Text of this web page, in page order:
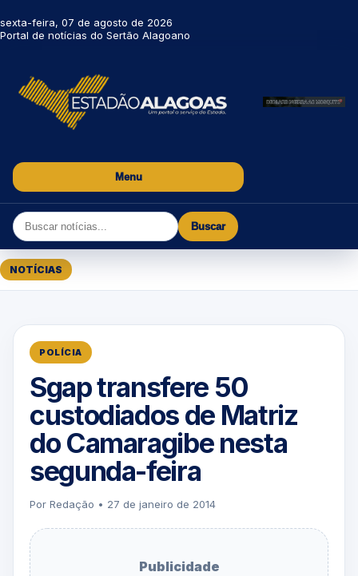
sexta-feira, 07 de agosto de 2026
Portal de notícias do Sertão Alagoano
Menu
Buscar
NOTÍCIAS
POLÍCIA
Sgap transfere 50
custodiados de Matriz
do Camaragibe nesta
segunda-feira
Por Redação • 27 de janeiro de 2014
Publicidade